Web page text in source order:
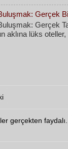
Gerçek
Gerçek
aklına lüks
gerçekten faydalı.